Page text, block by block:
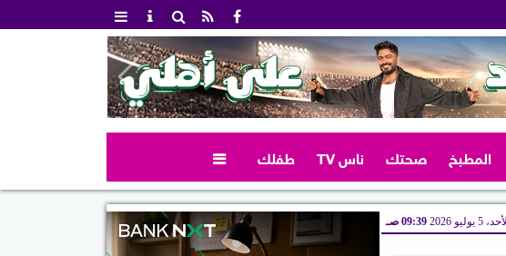
المطبخ صحتك ناس TV طفلك 
الأحد، 5 يوليو 2026 09:39 صـ